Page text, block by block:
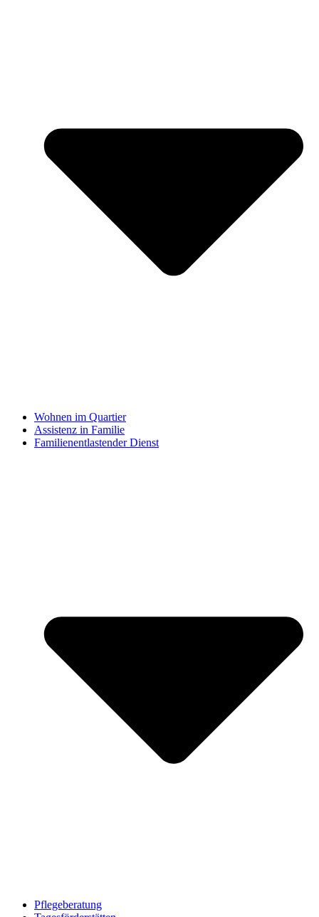
Wohnen im Quartier
Assistenz in Familie
Familienentlastender Dienst
Pflegeberatung